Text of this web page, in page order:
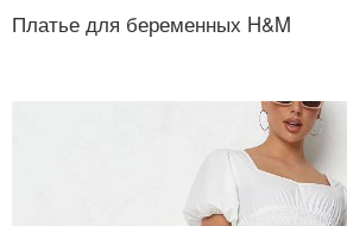
Платье для беременных H&M